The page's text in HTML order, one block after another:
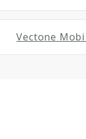
Vectone